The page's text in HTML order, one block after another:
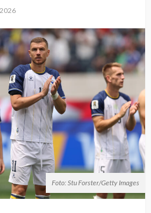
Foto: Stu Forster/Getty Images